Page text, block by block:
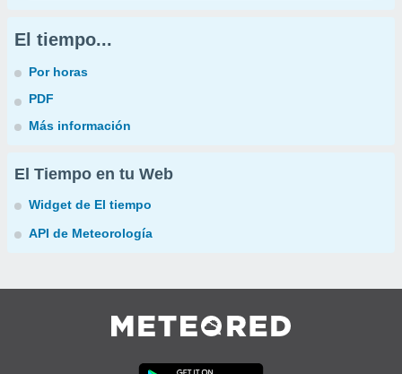
El tiempo...
Por horas
PDF
Más información
El Tiempo en tu Web
Widget de El tiempo
API de Meteorología